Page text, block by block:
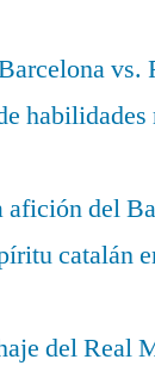
vs.
habilidades
afición del
catalán
del Real